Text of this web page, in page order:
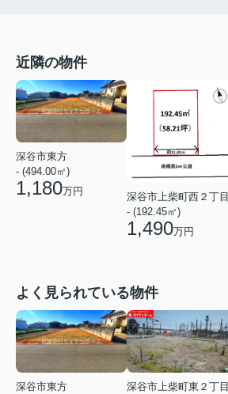
近隣の物件
深谷市東方
- (494.00㎡)
1,180万円
深谷市上柴町西２丁目
- (192.45㎡)
1,490万円
よく見られている物件
深谷市東方
深谷市上柴町東２丁目